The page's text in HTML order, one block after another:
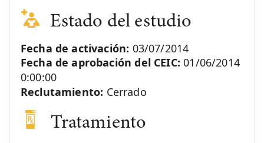
Estado del estudio
Fecha de activación: 03/07/2014
Fecha de aprobación del CEIC:01/06/2014
0:00:00
Reclutamiento: Cerrado
Tratamiento